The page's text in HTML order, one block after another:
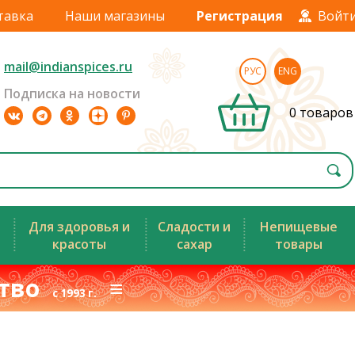
Наши магазины Регистрация
mail@indianspices.ru
Подписка на новости
РУС ENG
0 товаров
Для здоровья и
красоты
Сладости и
сахар
Непищевые
товары
с 1993 г.≡